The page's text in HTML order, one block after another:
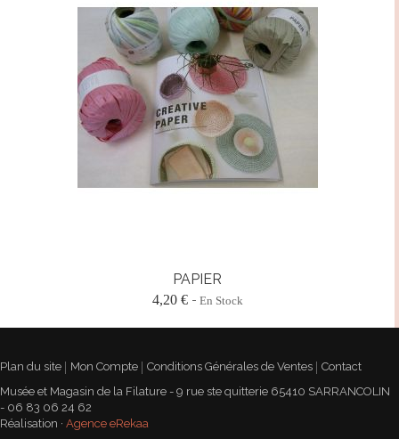
PAPIER
4,20 € En Stock
Plan du site Mon Compte Conditions Générales de Ventes
Contact
Musée et Magasin de la Filature - 9 rue ste quitterie 65410 SARRANCOLIN
- 06 83 06 24 62
Réalisation · Agence eRekaa